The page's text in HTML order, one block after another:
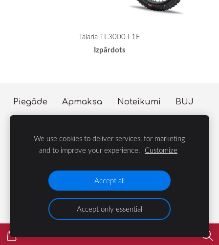
Talaria TL3000 L1E
Izpārdots
Piegāde Apmaksa Noteikumi
BUJ
© 2023 LIFE Group
We use cookies to deliver services, for marketing
and to improve your experience. Customize
Accept all
Accept only essential